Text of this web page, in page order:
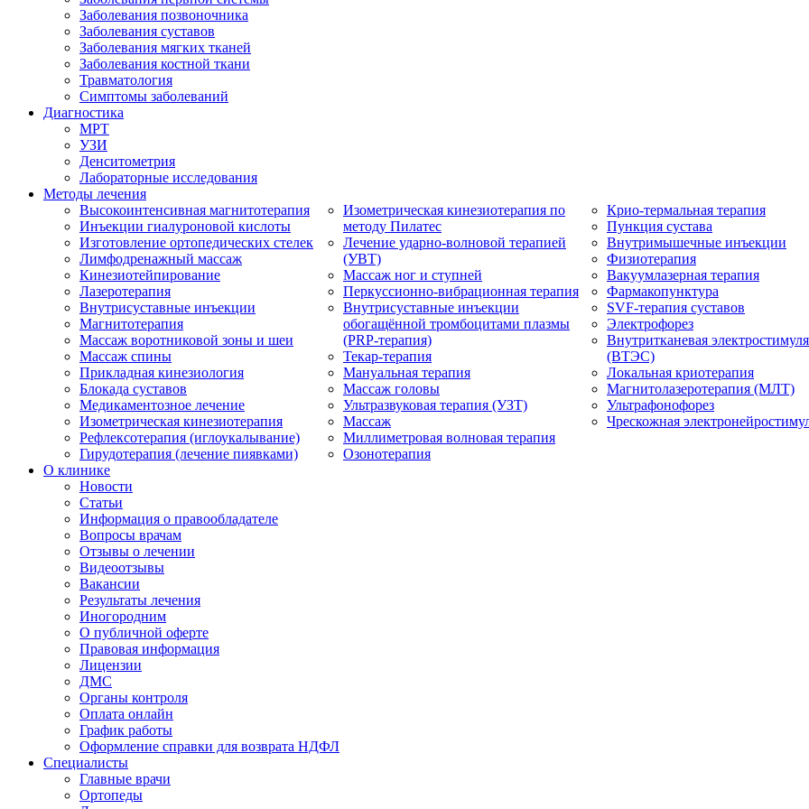
Заболевания позвоночника
Заболевания суставов
Заболевания мягких тканей
Заболевания костной ткани
Травматология
Симптомы заболеваний
Диагностика
МРТ
УЗИ
Денситометрия
Лабораторные исследования
Методы лечения
Высокоинтенсивная магнитотерапия
Инъекции гиалуроновой кислоты
Изготовление ортопедических стелек
Лимфодренажный массаж
Кинезиотейпирование
Лазеротерапия
Внутрисуставные инъекции
Магнитотерапия
Массаж воротниковой зоны и шеи
Массаж спины
Прикладная кинезиология
Блокада суставов
Медикаментозное лечение
Изометрическая кинезиотерапия
Рефлексотерапия (иглоукалывание)
Гирудотерапия (лечение пиявками)
Изометрическая кинезиотерапия по
методу Пилатес
Лечение ударно-волновой терапией
(УВТ)
Массаж ног и ступней
Перкуссионно-вибрационная терапия
Внутрисуставные инъекции
обогащённой тромбоцитами плазмы
(PRP-терапия)
Текар-терапия
Мануальная терапия
Массаж головы
Ультразвуковая терапия (УЗТ)
Массаж
Миллиметровая волновая терапия
Озонотерапия
Крио-термальная терапия
Пункция сустава
Внутримышечные инъекции
Физиотерапия
Вакуумлазерная терапия
Фармакопунктура
SVF-терапия суставов
Электрофорез
Внутритканевая
(ВТЭС)
Локальная криотерапия
Магнитолазеротерапия (МЛТ)
Ультрафонофорез
Чрескожная
О клинике
Новости
Статьи
Информация о правообладателе
Вопросы врачам
Отзывы о лечении
Видеоотзывы
Вакансии
Результаты лечения
Иногородним
О публичной оферте
Правовая информация
Лицензии
ДМС
Органы контроля
Оплата онлайн
График работы
Оформление справки для возврата НДФЛ
Специалисты
Главные врачи
Ортопеды